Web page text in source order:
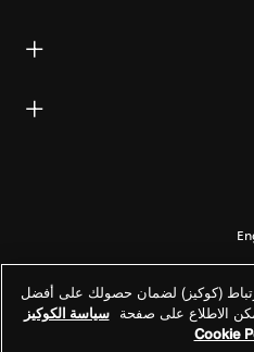
(كوكيز) لضمان حصولك على أفضل
الاطلاع على صفحة سياسة الكوكيز
Cookie